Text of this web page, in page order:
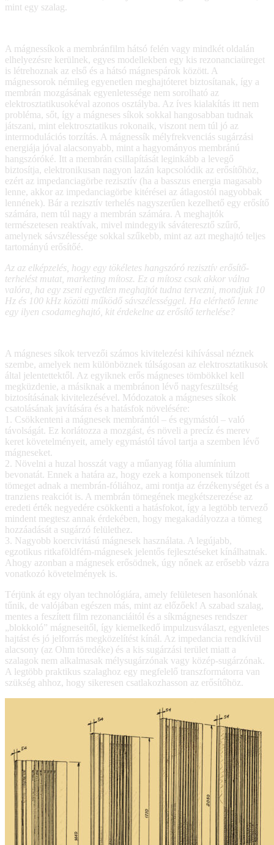
mint egy szalag.
A mágnessíkok a membránfilm hátsó felén vagy mindkét oldalán
elhelyezésre kerülnek, egyes modellekben egy kis rezonanciaüreget
is létrehoznak az első és a hátsó mágnespárok között. A
mágnessorok némileg egyenetlen meghajtóteret biztosítanak, így a
membrán mozgásának egyenletessége nem sorolható az
elektrosztatikusokéval azonos osztályba. Az íves kialakítás itt nem
probléma, sőt, így a mágneses síkok sokkal hangosabban tudnak
játszani, mint elektrosztatikus rokonaik, viszont nem túl jó az
intermodulációs torzítás. A mágnessík mélyfrekvenciás sugárzási
energiája jóval alacsonyabb, mint a hagyományos membránú
hangszóróké. Itt a membrán csillapítását leginkább a levegő
biztosítja, elektronikusan nagyon lazán kapcsolódik az erősítőhöz,
ezért az impedanciagörbe rezisztív (ha a basszus energia magasabb
lenne, akkor az impedanciagörbe kitérései az átlagostól nagyobbak
lennének). Bár a rezisztív terhelés nagyszerűen kezelhető egy erősítő
számára, nem túl nagy a membrán számára. A meghajtók
természetesen reaktívak, mivel mindegyik sáváteresztő szűrő,
amelynek sávszélessége sokkal szűkebb, mint az azt meghajtó teljes
tartományú erősítőé.
Az az elképzelés, hogy egy tökéletes hangszóró rezisztív erősítő-
terhelést mutat, marketing mítosz. Ez a mítosz csak akkor válna
valóra, ha egy zseni egyetlen meghajtót tudna tervezni, mondjuk 10
Hz és 100 kHz közötti működő sávszélességgel. Ha elérhető lenne
egy ilyen csodameghajtó, kit érdekelne az erősítő terhelése?
A mágneses síkok tervezői számos kivitelezési kihívással néznek
szembe, amelyek nem különböznek túlságosan az elektrosztatikusok
által jelentettektől. Az egyiknek erős mágneses tömbökkel kell
megküzdenie, a másiknak a membránon lévő nagyfeszültség
biztosításának kivitelezésével. Módozatok a mágneses síkok
csatolásának javítására és a hatásfok növelésére:
1. Csökkenteni a mágnesek membrántól – és egymástól – való
távolságát. Ez korlátozza a mozgást, és növeli a precíz és merev
keret követelményeit, amely egymástól távol tartja a szemben lévő
mágneseket.
2. Növelni a huzal hosszát vagy a műanyag fólia alumínium
bevonatát. Ennek a határa az, hogy ezek a komponensek túlzott
tömeget adnak a membrán-fóliához, ami rontja az érzékenységet és a
tranziens reakciót is. A membrán tömegének megkétszerezése az
eredeti érték negyedére csökkenti a hatásfokot, így a legtöbb tervező
mindent megtesz annak érdekében, hogy megakadályozza a tömeg
hozzáadását a sugárzó felülethez.
3. Nagyobb koercivitású mágnesek használata. A legújabb,
egzotikus ritkaföldfém-mágnesek jelentős fejlesztéseket kínálhatnak.
Ahogy azonban a mágnesek erősödnek, úgy nőnek az erősebb vázra
vonatkozó követelmények is.
Térjünk át egy olyan technológiára, amely felületesen hasonlónak
tűnik, de valójában egészen más, mint az előzőek! A szabad szalag,
mentes a feszített film rezonanciáitól és a síkmágneses rendszer
„blokkoló” mágneseitől, így kiemelkedő impulzusválaszt, egyenletes
hajtást és jó jelforrás megközelítést kínál. Az impedancia rendkívül
alacsony (az Ohm töredéke) és a kis sugárzási terület miatt a
szalagok nem alkalmasak mélysugárzónak vagy közép-sugárzónak.
A legtöbb praktikus szalaghoz egy megfelelő transzformátorra van
szükség ahhoz, hogy sikeresen csatlakozhasson az erősítőhöz.